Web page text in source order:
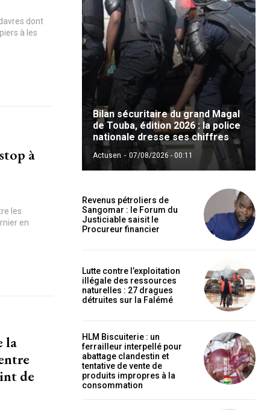
dont
à les
à
les
en
la
de
Bilan sécuritaire du grand Magal
de Touba, édition 2026 : la police
nationale dresse ses chiffres
Actusen - 07/08/2026 - 00:11
Revenus pétroliers de
Sangomar : le Forum du
Justiciable saisit le
Procureur financier
Lutte contre l’exploitation
illégale des ressources
naturelles : 27 dragues
détruites sur la Falémé
HLM Biscuiterie : un
ferrailleur interpellé pour
abattage clandestin et
tentative de vente de
produits impropres à la
consommation